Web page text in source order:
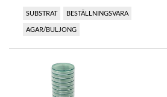
SUBSTRAT BESTÄLLNINGSVARA
AGAR/BULJONG